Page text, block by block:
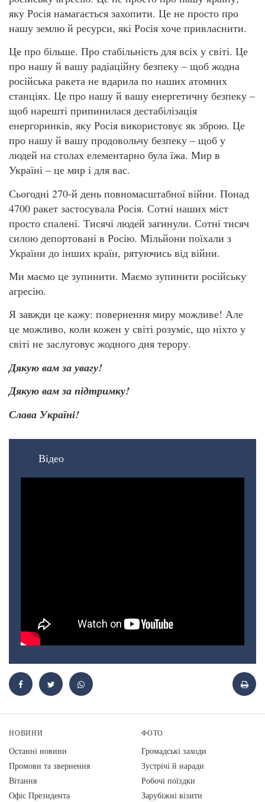
яку Росія намагається захопити. Це не просто про
нашу землю й ресурси, які Росія хоче привласнити.
Це про більше. Про стабільність для всіх у світі. Це
про нашу й вашу радіаційну безпеку – щоб жодна
російська ракета не вдарила по наших атомних
станціях. Це про нашу й вашу енергетичну безпеку –
щоб нарешті припинилася дестабілізація
енергоринків, яку Росія використовує як зброю. Це
про нашу й вашу продовольчу безпеку – щоб у
людей на столах елементарно була їжа. Мир в
Україні – це мир і для вас.
Сьогодні 270-й день повномасштабної війни. Понад
4700 ракет застосувала Росія. Сотні наших міст
просто спалені. Тисячі людей загинули. Сотні тисяч
силою депортовані в Росію. Мільйони поїхали з
України до інших країн, рятуючись від війни.
Ми маємо це зупинити. Маємо зупинити російську
агресію.
Я завжди це кажу: повернення миру можливе! Але
це можливо, коли кожен у світі розуміє, що ніхто у
світі не заслуговує жодного дня терору.
Дякую вам за увагу!
Дякую вам за підтримку!
Слава Україні!
Відео
НОВИНИ
Останні новини
Промови та звернення
Вiтання
Офіс Президента
ФОТО
Громадські заходи
Зустрічі й наради
Робочі поїздки
Зарубіжні візити